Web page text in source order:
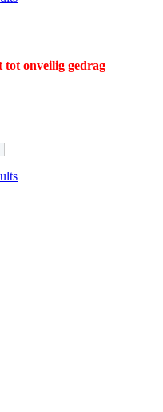
tot onveilig gedrag